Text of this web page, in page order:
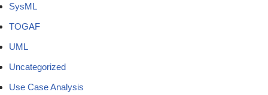
SysML
TOGAF
UML
Uncategorized
Use Case Analysis